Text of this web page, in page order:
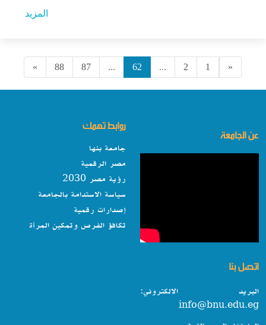
المزيد
«
1
2
...
62
...
87
88
»
عن الجامعة
روابط تهمك
جامعة بنها
مصر الرقمية
رؤية مصر 2030
سياسة الاستدامة بالجامعة
إصدارات رقمية
تكافؤ الفرص وتمكين المرأة
اتصل بنا
البريد الالكتروني:
info@bnu.edu.eg